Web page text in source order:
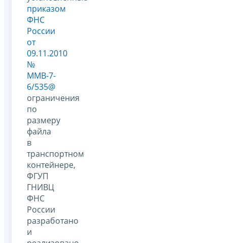
приказом
ФНС
России
от
09.11.2010
№
ММВ-7-
6/535@
ограничения
по
размеру
файла
в
транспортном
контейнере,
ФГУП
ГНИВЦ
ФНС
России
разработано
и